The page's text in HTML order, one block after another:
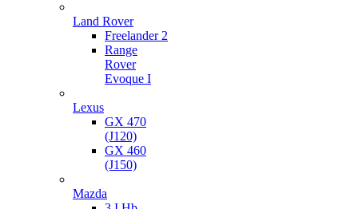
Land Rover
Freelander 2
Range
Rover
Evoque I
Lexus
GX 470
(J120)
GX 460
(J150)
Mazda